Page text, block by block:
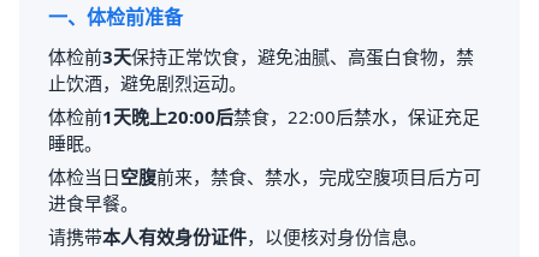
一、体检前准备
体检前3天保持正常饮食，避免油腻、高蛋白食物，禁
止饮酒，避免剧烈运动。
体检前1天晚上20:00后禁食，22:00后禁水，保证充足
睡眠。
体检当日空腹前来，禁食、禁水，完成空腹项目后方可
进食早餐。
请携带本人有效身份证件，以便核对身份信息。